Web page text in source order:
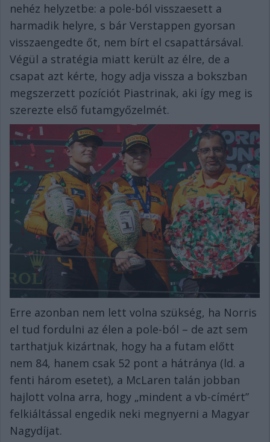
nehéz helyzetbe: a pole-ból visszaesett a
harmadik helyre, s bár Verstappen gyorsan
visszaengedte őt, nem bírt el csapattársával.
Végül a stratégia miatt került az élre, de a
csapat azt kérte, hogy adja vissza a bokszban
megszerzett pozíciót Piastrinak, aki így meg is
szerezte első futamgyőzelmét.
Erre azonban nem lett volna szükség, ha Norris
el tud fordulni az élen a pole-ból – de azt sem
tarthatjuk kizártnak, hogy ha a futam előtt
nem 84, hanem csak 52 pont a hátránya (ld. a
fenti három esetet), a McLaren talán jobban
hajlott volna arra, hogy „mindent a vb-címért”
felkiáltással engedik neki megnyerni a Magyar
Nagydíjat.